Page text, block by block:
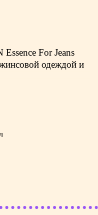
For Jeans
одеждой и
содержит
натуральных
электричество и